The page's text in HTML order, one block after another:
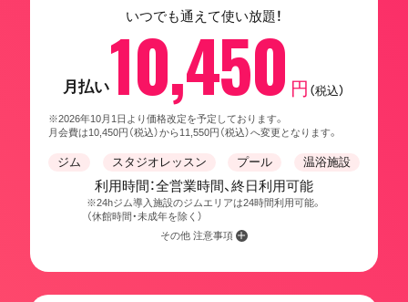
いつでも通えて使い放題！
月払い10,450 円 （税込）
※2026年10月1日より価格改定を予定しております。
月会費は10,450円（税込）から11,550円（税込）へ変更となります。
ジム スタジオレッスン プール 温浴施設
利用時間：全営業時間、終日利用可能
※24hジム導入施設のジムエリアは24時間利用可能。
（休館時間・未成年を除く）
その他 注意事項